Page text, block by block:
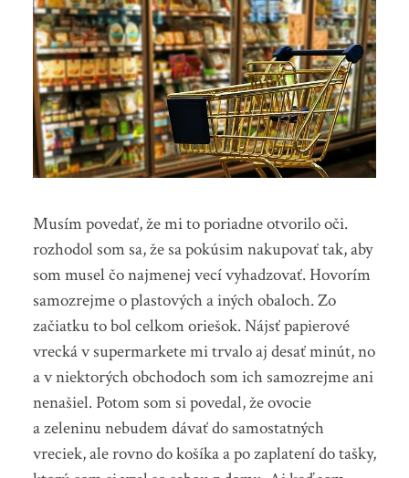
Musím povedať, že mi to poriadne otvorilo oči.
rozhodol som sa, že sa pokúsim nakupovať tak, aby
som musel čo najmenej vecí vyhadzovať. Hovorím
samozrejme o plastových a iných obaloch. Zo
začiatku to bol celkom oriešok. Nájsť papierové
vrecká v supermarkete mi trvalo aj desať minút, no
a v niektorých obchodoch som ich samozrejme ani
nenašiel. Potom som si povedal, že ovocie
a zeleninu nebudem dávať do samostatných
vreciek, ale rovno do košíka a po zaplatení do tašky,